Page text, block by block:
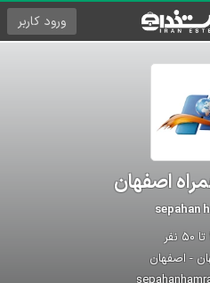
ورود کاربر
اصفهان
sepahan
- اصفهان